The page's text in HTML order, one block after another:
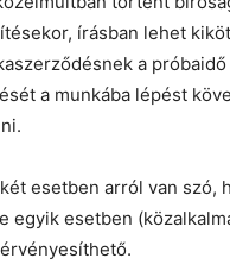
írásban lehet
a
a munkába lépést
esetben arról van szó,
egyik esetben